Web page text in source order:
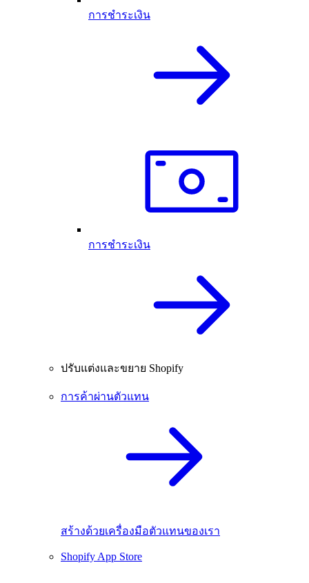
การชำระเงิน
การชำระเงิน
ปรับแต่งและขยาย Shopify
การค้าผ่านตัวแทน
สร้างด้วยเครื่องมือตัวแทนของเรา
Shopify App Store